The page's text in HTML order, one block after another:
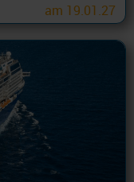
am 19.01.27